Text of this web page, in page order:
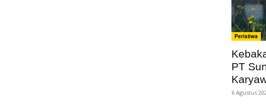
Peristiwa
PT
6 Agustus